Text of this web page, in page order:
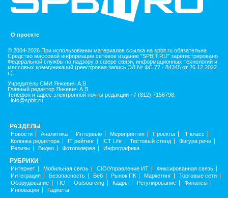
О проекте
© 2004-2026 При использовании материалов ссылка на spbit.ru обязательна
Средство массовой информации сетевое издание "SPBIT.RU" зарегистрировано
Федеральной службы по надзору в сфере связи, информационных технологий и
массовых коммуникаций (реестровая запись ЭЛ № ФС 77 - 84345 от 26.12.2022
г.).
Учредитель СМИ Янкевич А.В
Главный редактор Янкевич А.В
Телефон и адрес электронной почты редакции +7 (812) 7156798,
info@spbit.ru
РАЗДЕЛЫ
Новости Аналитика Интервью Мероприятия Проекты
IT класс
Колонка редактора
IT рейтинг ICT Life Тестовый стенд
Фигура речи
Релизы
Видео Фотогалерея Инфографика
РУБРИКИ
Интернет Мобильная связь CIO/Управление ИТ
Фиксированная связь
Интеграция
Безопасность Веб Рынок ПК Маркетинг
Торговые сети
Оборудование
ПО Outsourcing Кадры Регулирование
Финансы
Инновации
Гаджеты